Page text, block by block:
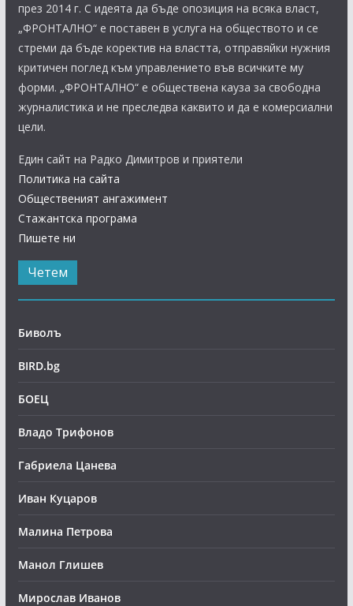
през 2014 г. С идеята да бъде опозиция на всяка власт,
„ФРОНТАЛНО“ е поставен в услуга на обществото и се
стреми да бъде коректив на властта, отправяйки нужния
критичен поглед към управлението във всичките му
форми. „ФРОНТАЛНО“ е обществена кауза за свободна
журналистика и не преследва каквито и да е комерсиални
цели.
Един сайт на Радко Димитров и приятели
Политика на сайта
Общественият ангажимент
Стажантска програма
Пишете ни
Четем
Биволъ
BIRD.bg
БОЕЦ
Владо Трифонов
Габриела Цанева
Иван Куцаров
Малина Петрова
Манол Глишев
Мирослав Иванов